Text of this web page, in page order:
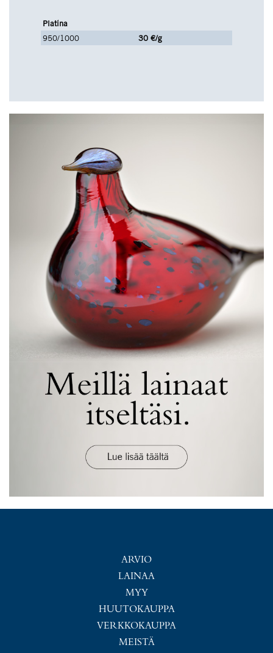
Platina
950/1000
30 €/g
ARVIO
LAINAA
MYY
HUUTOKAUPPA
VERKKOKAUPPA
MEISTÄ